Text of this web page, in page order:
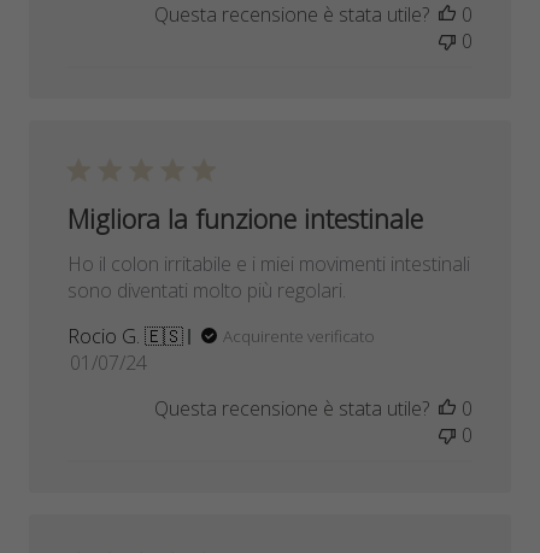
pubblicazione
Questa recensione è stata utile?
0
0
Migliora la funzione intestinale
Ho il colon irritabile e i miei movimenti intestinali
sono diventati molto più regolari.
Rocio G. 🇪🇸
Acquirente verificato
Data
pubblicazione
01/07/24
Questa recensione è stata utile?
0
0